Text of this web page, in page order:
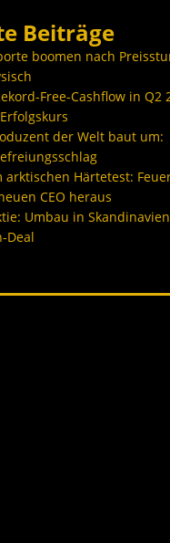
Beiträge
boomen nach
Free-Cashflow in Q2
der Welt baut um:
arktischen Härtetest:
CEO heraus
Umbau in Skandinavien
Deal